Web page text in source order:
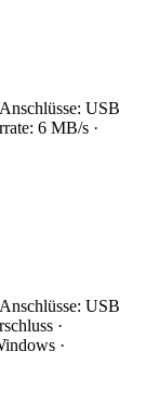
USB
6 MB/s ·
USB
·
·